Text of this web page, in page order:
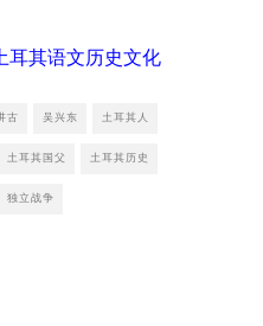
耳其语文历史文化
古 吴兴东 土耳其人
土耳其国父 土耳其历史
独立战争